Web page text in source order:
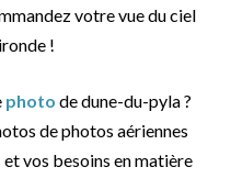
votre vue du ciel
!
photo de dune-du-pyla ?
de photos aériennes
vos besoins en matière